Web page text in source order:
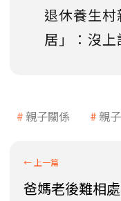
退休養生
居」：沒
親子關係 親
爸媽老後難相